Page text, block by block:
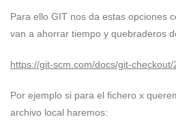
Para ello GIT nos da estas opciones
van a ahorrar tiempo y quebraderos
https://git-scm.com/docs/git-
Por ejemplo si para el fichero x
archivo local haremos: